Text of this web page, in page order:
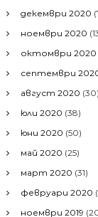
декември 2020
ноември 2020
октомври 2020
септември
август 2020 (30)
юли 2020 (38)
юни 2020 (50)
май 2020 (25)
март 2020 (31)
февруари 2020
ноември 2019